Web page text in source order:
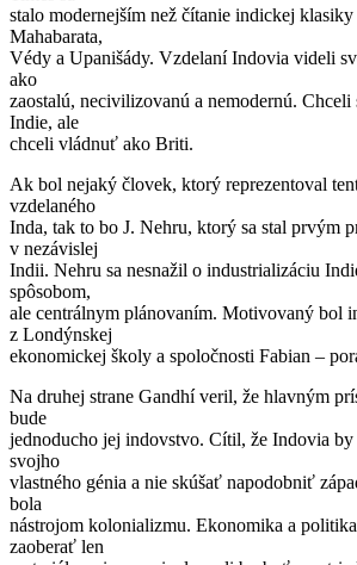
stalo modernejším než čítanie indickej klasiky
Mahabarata,
Védy a Upanišády. Vzdelaní Indovia videli
ako
zaostalú, necivilizovanú a nemodernú. Chceli
Indie, ale
chceli vládnuť ako Briti.
Ak bol nejaký človek, ktorý reprezentoval
vzdelaného
Inda, tak to bo J. Nehru, ktorý sa stal prvým
v nezávislej
Indii. Nehru sa nesnažil o industrializáciu
spôsobom,
ale centrálnym plánovaním. Motivovaný bol
z Londýnskej
ekonomickej školy a spoločnosti Fabian –
Na druhej strane Gandhí veril, že hlavným
bude
jednoducho jej indovstvo. Cítil, že Indovia
svojho
vlastného génia a nie skúšať napodobniť
bola
nástrojom kolonializmu. Ekonomika a
zaoberať len